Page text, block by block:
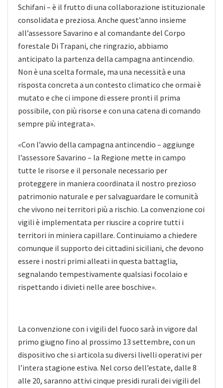
Schifani – è il frutto di una collaborazione istituzionale
consolidata e preziosa. Anche quest’anno insieme
all’assessore Savarino e al comandante del Corpo
forestale Di Trapani, che ringrazio, abbiamo
anticipato la partenza della campagna antincendio.
Non è una scelta formale, ma una necessità e una
risposta concreta a un contesto climatico che ormai è
mutato e che ci impone di essere pronti il prima
possibile, con più risorse e con una catena di comando
sempre più integrata».
«Con l’avvio della campagna antincendio – aggiunge
l’assessore Savarino – la Regione mette in campo
tutte le risorse e il personale necessario per
proteggere in maniera coordinata il nostro prezioso
patrimonio naturale e per salvaguardare le comunità
che vivono nei territori più a rischio. La convenzione coi
vigili è implementata per riuscire a coprire tutti i
territori in miniera capillare. Continuiamo a chiedere
comunque il supporto dei cittadini siciliani, che devono
essere i nostri primi alleati in questa battaglia,
segnalando tempestivamente qualsiasi focolaio e
rispettando i divieti nelle aree boschive».
La convenzione con i vigili del fuoco sarà in vigore dal
primo giugno fino al prossimo 13 settembre, con un
dispositivo che si articola su diversi livelli operativi per
l’intera stagione estiva. Nel corso dell’estate, dalle 8
alle 20, saranno attivi cinque presidi rurali dei vigili del